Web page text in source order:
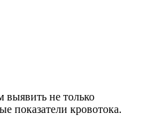
выявить не только
показатели кровотока.